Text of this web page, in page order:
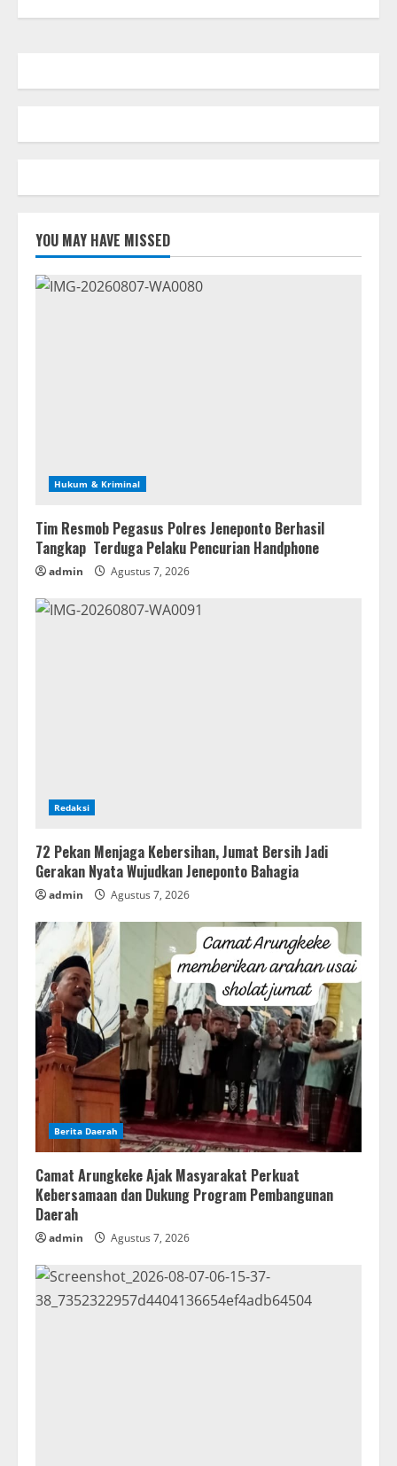
YOU MAY HAVE MISSED
Hukum & Kriminal
Tim Resmob Pegasus Polres Jeneponto Berhasil
Tangkap Terduga Pelaku Pencurian Handphone
admin Agustus 7, 2026
Redaksi
72 Pekan Menjaga Kebersihan, Jumat Bersih Jadi
Gerakan Nyata Wujudkan Jeneponto Bahagia
admin Agustus 7, 2026
Berita Daerah
Camat Arungkeke Ajak Masyarakat Perkuat
Kebersamaan dan Dukung Program Pembangunan
Daerah
admin Agustus 7, 2026